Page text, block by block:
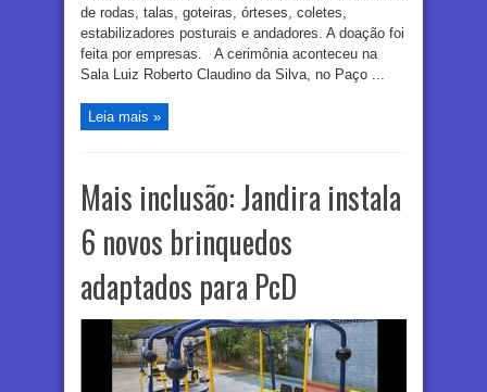
de rodas, talas, goteiras, órteses, coletes,
estabilizadores posturais e andadores. A doação foi
feita por empresas. A cerimônia aconteceu na
Sala Luiz Roberto Claudino da Silva, no Paço ...
Leia mais »
Mais inclusão: Jandira instala
6 novos brinquedos
adaptados para PcD